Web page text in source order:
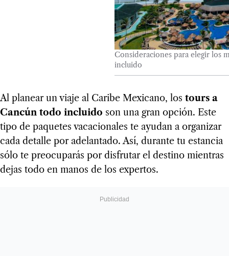
Consideraciones para elegir los
incluido
Al planear un viaje al Caribe Mexicano, los tours a
Cancún todo incluido son una gran opción. Este
tipo de paquetes vacacionales te ayudan a organizar
cada detalle por adelantado. Así, durante tu estancia
sólo te preocuparás por disfrutar el destino mientras
dejas todo en manos de los expertos.